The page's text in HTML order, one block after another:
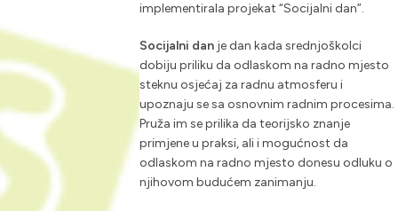
implementirala projekat “Socijalni dan”.
Socijalni dan je dan kada srednjoškolci
dobiju priliku da odlaskom na radno mjesto
steknu osjećaj za radnu atmosferu i
upoznaju se sa osnovnim radnim procesima.
Pruža im se prilika da teorijsko znanje
primjene u praksi, ali i mogućnost da
odlaskom na radno mjesto donesu odluku o
njihovom budućem zanimanju.